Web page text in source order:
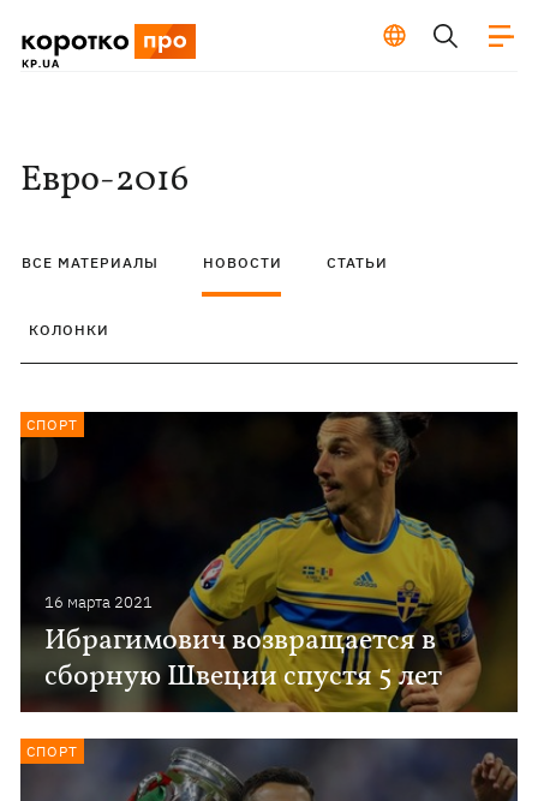
Евро-2016
ВСЕ МАТЕРИАЛЫ НОВОСТИ СТАТЬИ
КОЛОНКИ
16 марта 2021
Ибрагимович возвращается в
сборную Швеции спустя 5 лет
СПОРТ
СПОРТ